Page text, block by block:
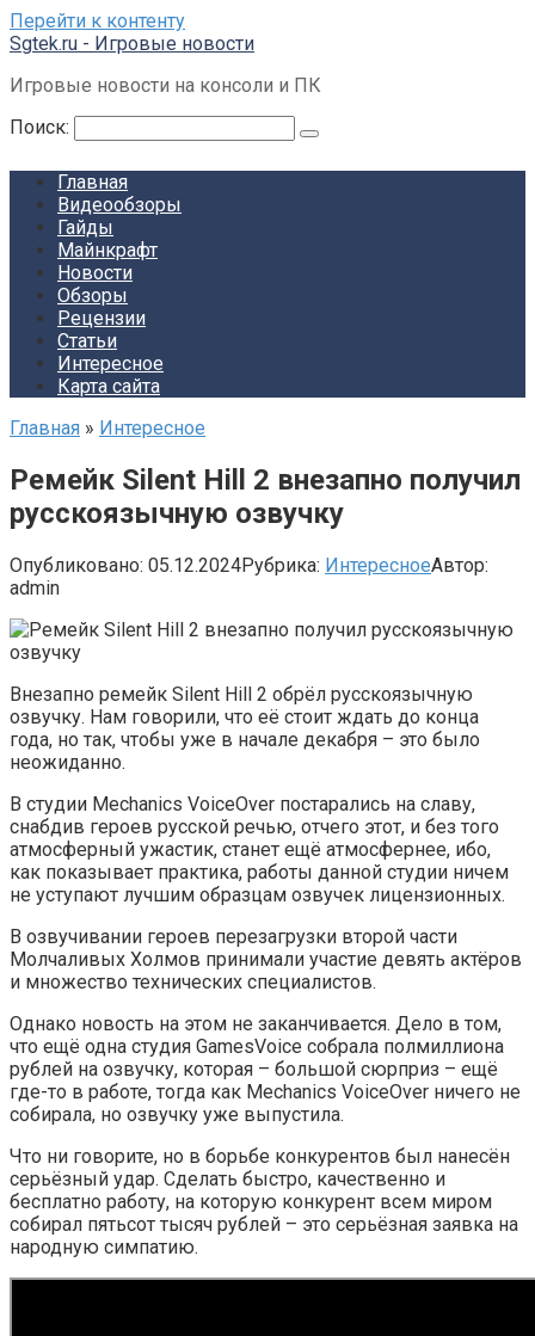
Перейти к контенту
Sgtek.ru - Игровые новости
Игровые новости на консоли и ПК
Поиск:
Главная
Видеообзоры
Гайды
Майнкрафт
Новости
Обзоры
Рецензии
Статьи
Интересное
Карта сайта
Главная » Интересное
Ремейк Silent Hill 2 внезапно получил
русскоязычную озвучку
Опубликовано: 05.12.2024Рубрика: ИнтересноеАвтор:
admin
Внезапно ремейк Silent Hill 2 обрёл русскоязычную
озвучку. Нам говорили, что её стоит ждать до конца
года, но так, чтобы уже в начале декабря – это было
неожиданно.
В студии Mechanics VoiceOver постарались на славу,
снабдив героев русской речью, отчего этот, и без того
атмосферный ужастик, станет ещё атмосфернее, ибо,
как показывает практика, работы данной студии ничем
не уступают лучшим образцам озвучек лицензионных.
В озвучивании героев перезагрузки второй части
Молчаливых Холмов принимали участие девять актёров
и множество технических специалистов.
Однако новость на этом не заканчивается. Дело в том,
что ещё одна студия GamesVoice собрала полмиллиона
рублей на озвучку, которая – большой сюрприз – ещё
где-то в работе, тогда как Mechanics VoiceOver ничего не
собирала, но озвучку уже выпустила.
Что ни говорите, но в борьбе конкурентов был нанесён
серьёзный удар. Сделать быстро, качественно и
бесплатно работу, на которую конкурент всем миром
собирал пятьсот тысяч рублей – это серьёзная заявка на
народную симпатию.